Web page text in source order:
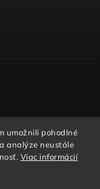
umožnili pohodlné
analýze neustále
Viac informácií
na jednom
vyhradené.